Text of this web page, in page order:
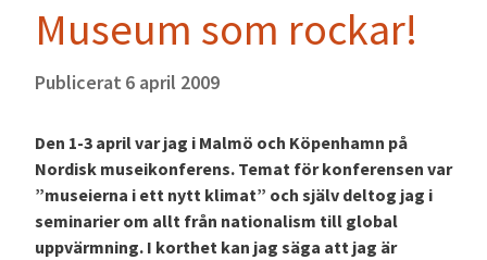
Museum som rockar!
Publicerat 6 april 2009
Den 1-3 april var jag i Malmö och Köpenhamn på
Nordisk museikonferens. Temat för konferensen var
”museierna i ett nytt klimat” och själv deltog jag i
seminarier om allt från nationalism till global
uppvärmning. I korthet kan jag säga att jag är